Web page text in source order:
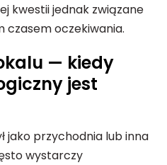
kwestii jednak związane
czasem oczekiwania.
— kiedy
jest
jako przychodnia lub inna
wystarczy